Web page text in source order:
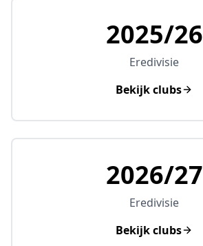
2025/26
Eredivisie
Bekijk clubs
2026/27
Eredivisie
Bekijk clubs